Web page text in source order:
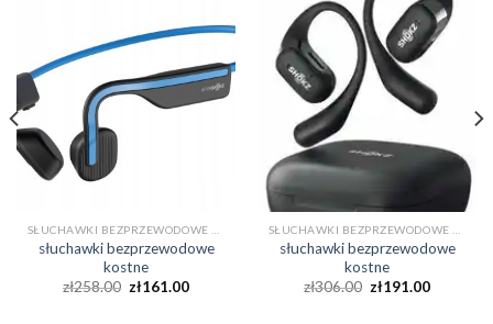
słuchawki bezprzewodowe
kostne
zł258.00 zł161.00
słuchawki bezprzewodowe
kostne
zł306.00 zł191.00